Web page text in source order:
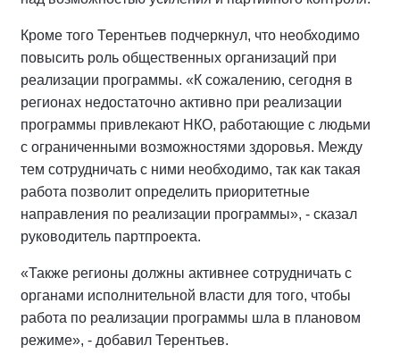
Кроме того Терентьев подчеркнул, что необходимо
повысить роль общественных организаций при
реализации программы. «К сожалению, сегодня в
регионах недостаточно активно при реализации
программы привлекают НКО, работающие с людьми
с ограниченными возможностями здоровья. Между
тем сотрудничать с ними необходимо, так как такая
работа позволит определить приоритетные
направления по реализации программы», - сказал
руководитель партпроекта.
«Также регионы должны активнее сотрудничать с
органами исполнительной власти для того, чтобы
работа по реализации программы шла в плановом
режиме», - добавил Терентьев.